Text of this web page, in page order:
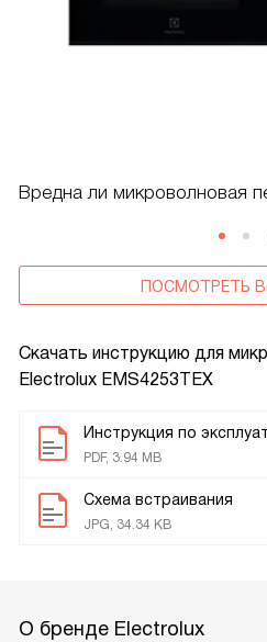
Скачать инструкцию для
Electrolux EMS4253TEX
Инструкция по
PDF, 3.94 MB
Схема встраивания
JPG, 34.34 KB
Вредна ли микроволновая
ПОСМОТРЕТЬ
О бренде Electrolux